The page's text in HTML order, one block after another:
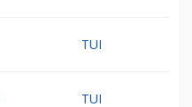
TUI
TUI